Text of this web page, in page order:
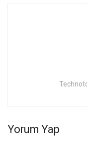
Yorum Yap